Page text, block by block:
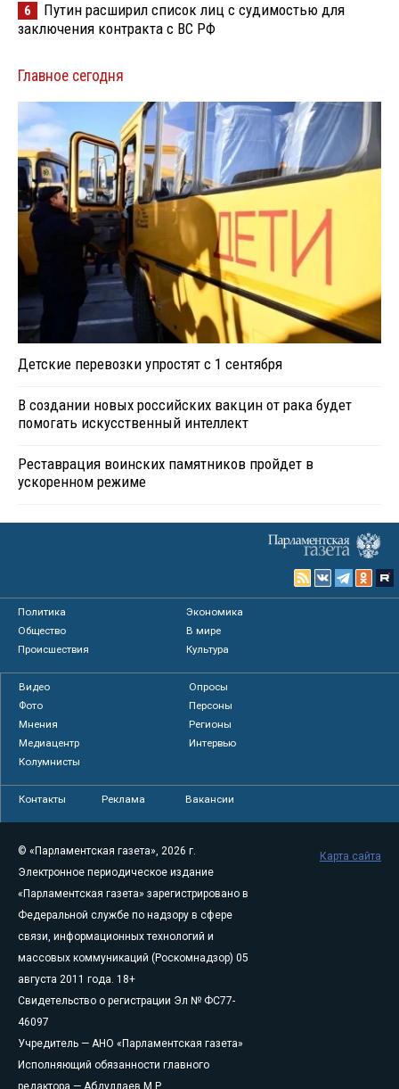
6
Путин расширил список лиц с судимостью для
заключения контракта с ВС РФ
Главное сегодня
Детские перевозки упростят с 1 сентября
В создании новых российских вакцин от рака будет
помогать искусственный интеллект
Реставрация воинских памятников пройдет в
ускоренном режиме
Политика
Экономика
Общество
В мире
Происшествия
Культура
Видео
Опросы
Фото
Персоны
Мнения
Регионы
Медиацентр
Интервью
Колумнисты
Контакты Реклама Вакансии
© «Парламентская газета», 2026 г.
Электронное периодическое издание
«Парламентская газета» зарегистрировано в
Федеральной службе по надзору в сфере
связи, информационных технологий и
массовых коммуникаций (Роскомнадзор) 05
августа 2011 года. 18+
Свидетельство о регистрации Эл № ФС77-
46097
Учредитель — АНО «Парламентская газета»
Исполняющий обязанности главного
редактора — Абдуллаев М.Р.
Карта сайта